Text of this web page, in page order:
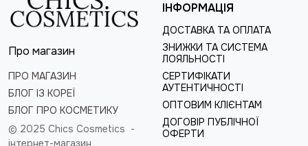
Про магазин
ПРО МАГАЗИН
БЛОГ ІЗ КОРЕЇ
БЛОГ ПРО КОСМЕТИКУ
© 2025 Chics Cosmetics -
інтернет-магазин
ІНФОРМАЦІЯ
ДОСТАВКА ТА ОПЛАТА
ЗНИЖКИ ТА СИСТЕМА
ЛОЯЛЬНОСТІ
СЕРТИФІКАТИ
АУТЕНТИЧНОСТІ
ОПТОВИМ КЛІЄНТАМ
ДОГОВІР ПУБЛІЧНОЇ
ОФЕРТИ